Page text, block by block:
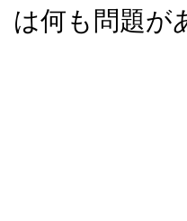
は何も問題が